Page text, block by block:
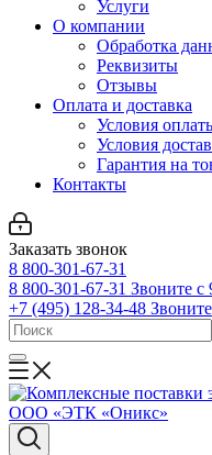
Услуги
О компании
Обработка
Реквизиты
Отзывы
Оплата и доставка
Условия
Условия
Гарантия на
Контакты
Заказать звонок
8 800-301-67-31
8 800-301-67-31 Звоните с
+7 (495) 128-34-48